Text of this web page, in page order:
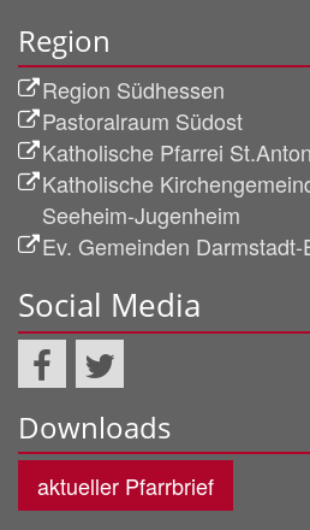
Region
Region Südhessen
Pastoralraum Südost
Katholische Pfarrei
Katholische
Seeheim-Jugenheim
Ev. Gemeinden
Social Media
Downloads
aktueller Pfarrbrief